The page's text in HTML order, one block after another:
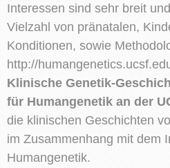
Interessen sind sehr breit
Vielzahl von pränatalen,
Konditionen, sowie
http://
Klinische Genetik-
für Humangenetik an der
die klinischen Geschichten
im Zusammenhang mit dem
Humangenetik.